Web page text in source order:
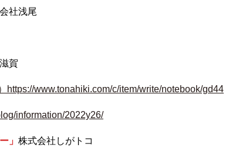
社浅尾
賀
www.tonahiki.com/c/item/write/notebook/gd44
information/2022y26/
」 株式会社しがトコ